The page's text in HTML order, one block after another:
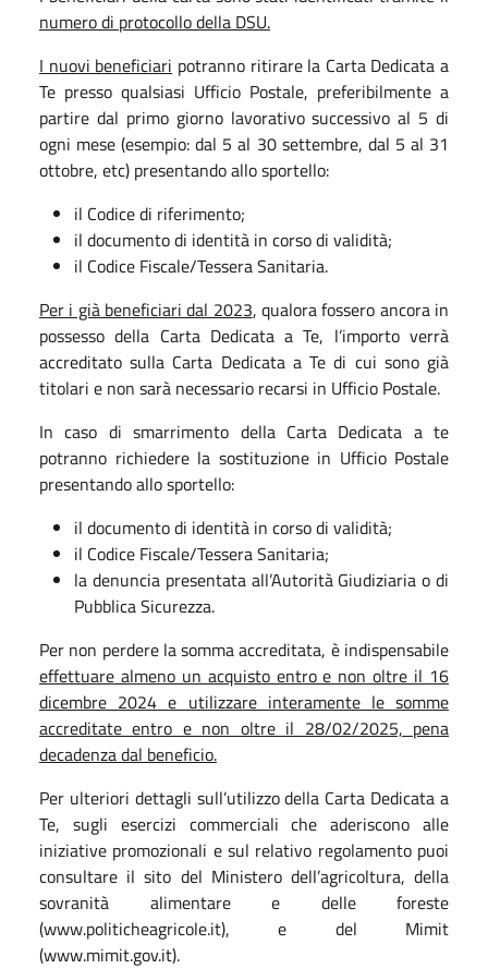
numero di protocollo della DSU.
I nuovi beneficiari potranno ritirare la Carta Dedicata a
Te presso qualsiasi Ufficio Postale, preferibilmente a
partire dal primo giorno lavorativo successivo al 5 di
ogni mese (esempio: dal 5 al 30 settembre, dal 5 al 31
ottobre, etc) presentando allo sportello:
il Codice di riferimento;
il documento di identità in corso di validità;
il Codice Fiscale/Tessera Sanitaria.
Per i già beneficiari dal 2023, qualora fossero ancora in
possesso della Carta Dedicata a Te, l’importo verrà
accreditato sulla Carta Dedicata a Te di cui sono già
titolari e non sarà necessario recarsi in Ufficio Postale.
In caso di smarrimento della Carta Dedicata a te
potranno richiedere la sostituzione in Ufficio Postale
presentando allo sportello:
il documento di identità in corso di validità;
il Codice Fiscale/Tessera Sanitaria;
la denuncia presentata all’Autorità Giudiziaria o di
Pubblica Sicurezza.
Per non perdere la somma accreditata, è indispensabile
effettuare almeno un acquisto entro e non oltre il 16
dicembre 2024 e utilizzare interamente le somme
accreditate entro e non oltre il 28/02/2025, pena
decadenza dal beneficio.
Per ulteriori dettagli sull’utilizzo della Carta Dedicata a
Te, sugli esercizi commerciali che aderiscono alle
iniziative promozionali e sul relativo regolamento puoi
consultare il sito del Ministero dell’agricoltura, della
sovranità alimentare e delle foreste
(www.politicheagricole.it), e del Mimit
(www.mimit.gov.it).